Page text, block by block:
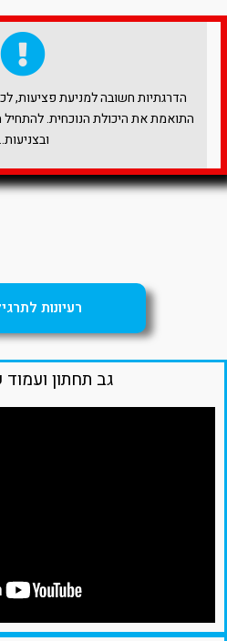
הדרגתיות חשובה למניעת פציעות,
התואמת את היכולת הנוכחית.
רעיונות
גב תחתון